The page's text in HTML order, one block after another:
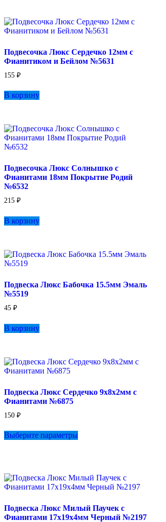
Подвесочка Люкс Сердечко 12мм с
Фианитиком и Бейлом №5631
155 ₽
В корзину
Подвесочка Люкс Солнышко с
Фианитами 18мм Покрытие Родий
№6532
215 ₽
В корзину
Подвеска Люкс Бабочка 15.5мм Эмаль
№5519
45 ₽
В корзину
Подвеска Люкс Сердечко 9х8х2мм с
Фианитами №6875
150 ₽
Выберите параметры
можно
выбрать
странице
товара.
Подвеска Люкс Милый Паучек с
Фианитами 17х19х4мм Черный №2197